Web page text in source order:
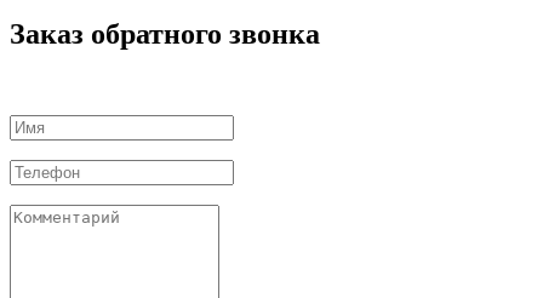
Заказ обратного звонка